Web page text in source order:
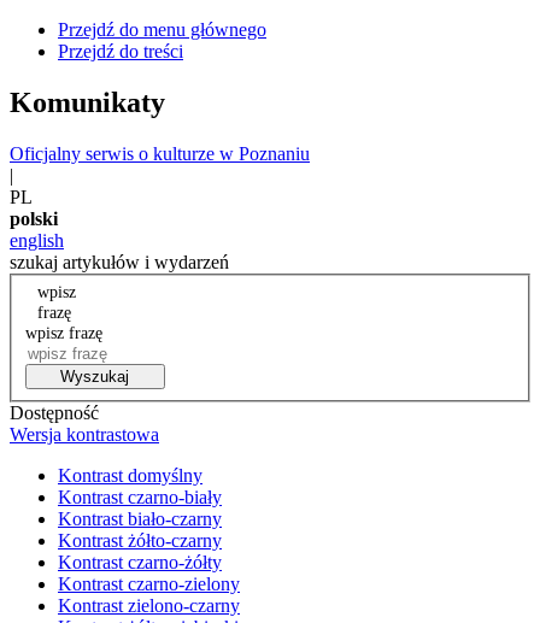
Przejdź do menu głównego
Przejdź do treści
Komunikaty
Oficjalny serwis o kulturze w Poznaniu
|
PL
polski
english
szukaj artykułów i wydarzeń
wpisz
frazę
wpisz frazę
Wyszukaj
Dostępność
Wersja kontrastowa
Kontrast domyślny
Kontrast czarno-biały
Kontrast biało-czarny
Kontrast żółto-czarny
Kontrast czarno-żółty
Kontrast czarno-zielony
Kontrast zielono-czarny